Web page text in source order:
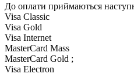
До оплати приймаються
Visa Classic
Visa Gold
Visa Internet
MasterCard Mass
MasterCard Gold ;
Visa Electron